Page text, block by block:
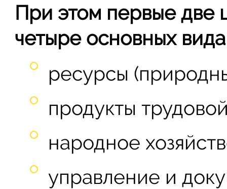
При этом первые две
четыре основных
ресурсы
продукты
народное
управление и